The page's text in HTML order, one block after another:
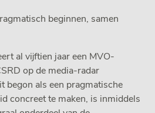
beginnen, samen
al vijftien jaar een MVO-
op de media-radar
begon als een pragmatische
concreet te maken, is inmiddels